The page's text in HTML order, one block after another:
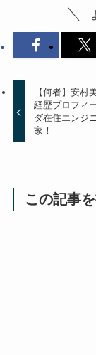
【何者】安村
経歴プロフィ
ダ在住エンジ
家！
この記事